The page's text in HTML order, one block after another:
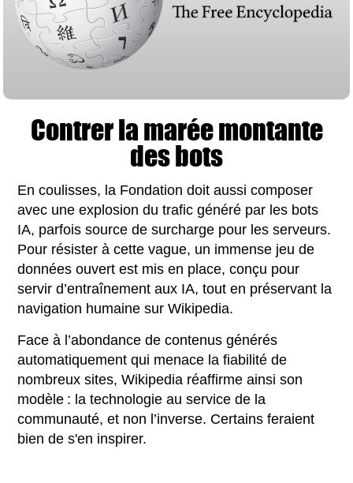
Contrer la marée montante
des bots
En coulisses, la Fondation doit aussi composer
avec une explosion du trafic généré par les bots
IA, parfois source de surcharge pour les serveurs.
Pour résister à cette vague, un immense jeu de
données ouvert est mis en place, conçu pour
servir d’entraînement aux IA, tout en préservant la
navigation humaine sur Wikipedia.
Face à l’abondance de contenus générés
automatiquement qui menace la fiabilité de
nombreux sites, Wikipedia réaffirme ainsi son
modèle : la technologie au service de la
communauté, et non l’inverse. Certains feraient
bien de s'en inspirer.